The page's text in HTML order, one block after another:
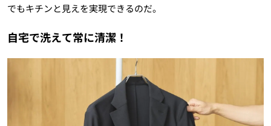
でもキチンと見えを実現できるのだ。
自宅で洗えて常に清潔！